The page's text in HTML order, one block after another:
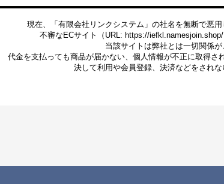
現在、「有限会社リンクシステム」の社名を無断で悪
不審なECサイト（URL: https://
当該サイトは弊社とは一切関係が
代金を支払っても商品が届かない、個人情報が不正に取得さ
決して利用や会員登録、決済などをされな